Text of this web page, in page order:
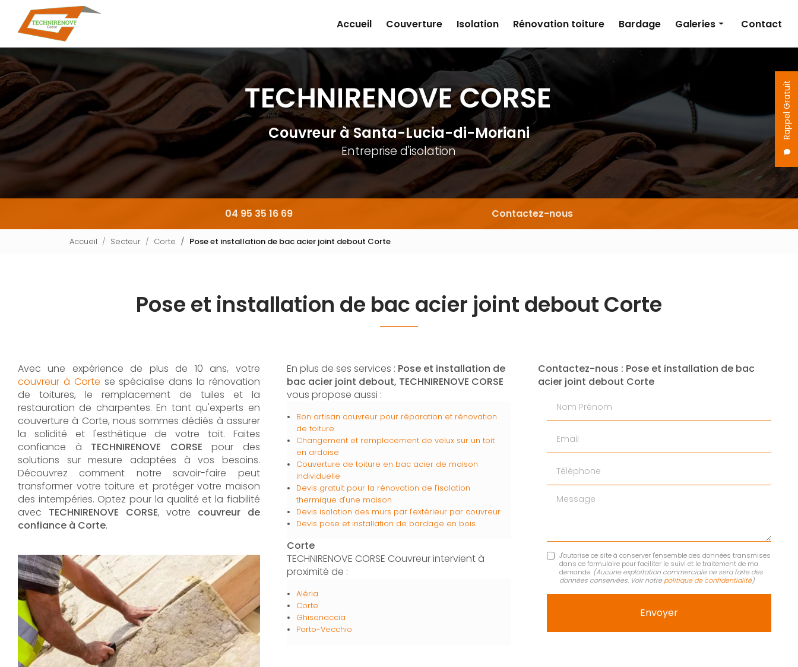
contenu
principal
Rappel Gratuit
Accueil
Couverture Isolation Rénovation toiture Bardage Galeries
Rénovation toiture
Bardage
Contact
Couvreurà Santa-Lucia-di-Moriani
Entreprise d'isolation
04 95 35 16 69 Contactez-nous
Accueil Secteur Corte Pose et installation de bac acier joint debout Corte
Pose et installation de bac acier joint debout Corte
Avec une expérience de plus de 10 ans, votre
couvreur à Corte se spécialise dans la rénovation
de toitures, le remplacement de tuiles et la
restauration de charpentes. En tant qu'experts en
couverture à Corte, nous sommes dédiés à assurer
la solidité et l'esthétique de votre toit. Faites
confiance à TECHNIRENOVE CORSE pour des
solutions sur mesure adaptées à vos besoins.
Découvrez comment notre savoir-faire peut
transformer votre toiture et protéger votre maison
des intempéries. Optez pour la qualité et la fiabilité
avec TECHNIRENOVE CORSE, votre couvreur de
confiance à Corte.
En plus de ses services : Pose et installation de
bac acier joint debout, TECHNIRENOVE CORSE
vous propose aussi :
Bon artisan couvreur pour réparation et rénovation
de toiture
Changement et remplacement de velux sur un toit
en ardoise
Couverture de toiture en bac acier de maison
individuelle
Devis gratuit pour la rénovation de l'isolation
thermique d'une maison
Devis isolation des murs par l'extérieur par couvreur
Devis pose et installation de bardage en bois
Corte
TECHNIRENOVE CORSE Couvreur intervient à
proximité de :
Aléria
Corte
Ghisonaccia
Porto-Vecchio
Contactez-nous : Pose et installation de bac
acier joint debout Corte
Message
J'autorise ce site à conserver l'ensemble des données transmises
dans ce formulaire pour faciliter le suivi et le traitement de ma
demande. (Aucune exploitation commerciale ne sera faite des
données conservées. Voir notrepolitique de confidentialité)